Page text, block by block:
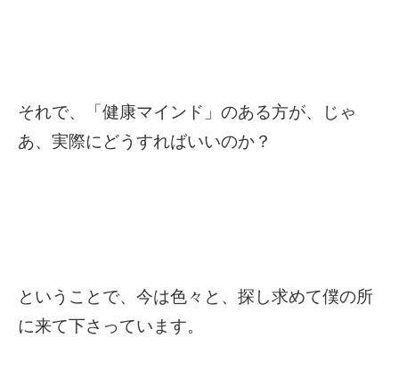
それで、「健康マインド」のある方が、じゃ
あ、実際にどうすればいいのか？
ということで、今は色々と、探し求めて僕の所
に来て下さっています。